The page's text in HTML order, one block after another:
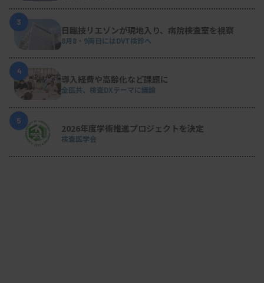
3
日臨技リエゾンが現地入り、病院検査室を視察
8月8・9両日にはDVT検診へ
4
導入経費や高齢化など課題に
全医共、検査DXテーマに議論
5
2026年度学術推進プロジェクトを決定
検査医学会